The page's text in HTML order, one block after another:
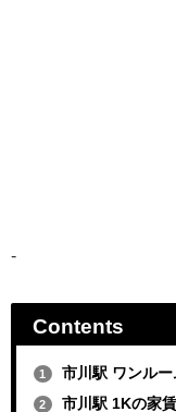
-
Contents
1 市川駅 ワンル
2 市川駅 1Kの家